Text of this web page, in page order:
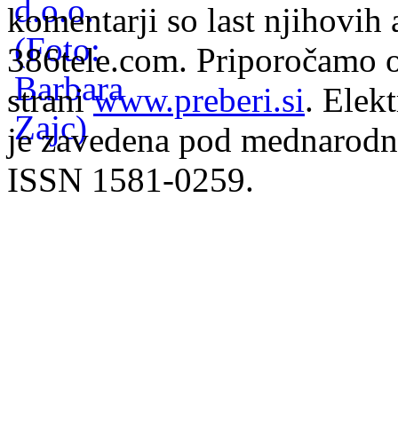
komentarji so last njihovih
386tele.com. Priporočamo
straniwww.preberi.si.
je zavedena pod
ISSN 1581-0259.